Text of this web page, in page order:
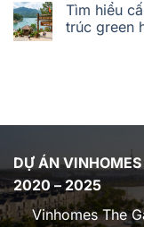
Tìm hiểu
trúc green
DỰ ÁN
2020 – 2025
Vinhomes The